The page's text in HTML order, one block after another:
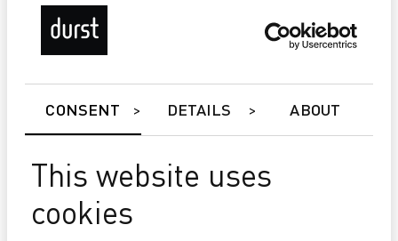
CONSENT DETAILS ABOUT
This website uses
cookies
P5 350/HS